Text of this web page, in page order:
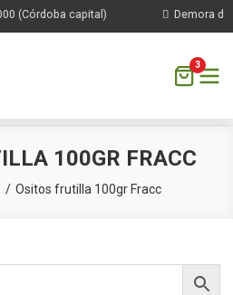
(Córdoba capital) Demora de
3
100GR FRACC
Ositos frutilla 100gr Fracc